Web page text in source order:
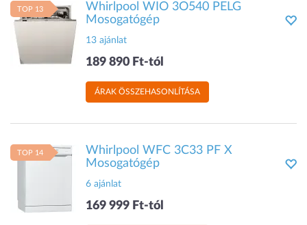
TOP 13
Whirlpool WIO 3O540 PELG
Mosogatógép
13 ajánlat
189 890 Ft-tól
ÁRAK ÖSSZEHASONLÍTÁSA
TOP 14
Whirlpool WFC 3C33 PF X
Mosogatógép
6 ajánlat
169 999 Ft-tól